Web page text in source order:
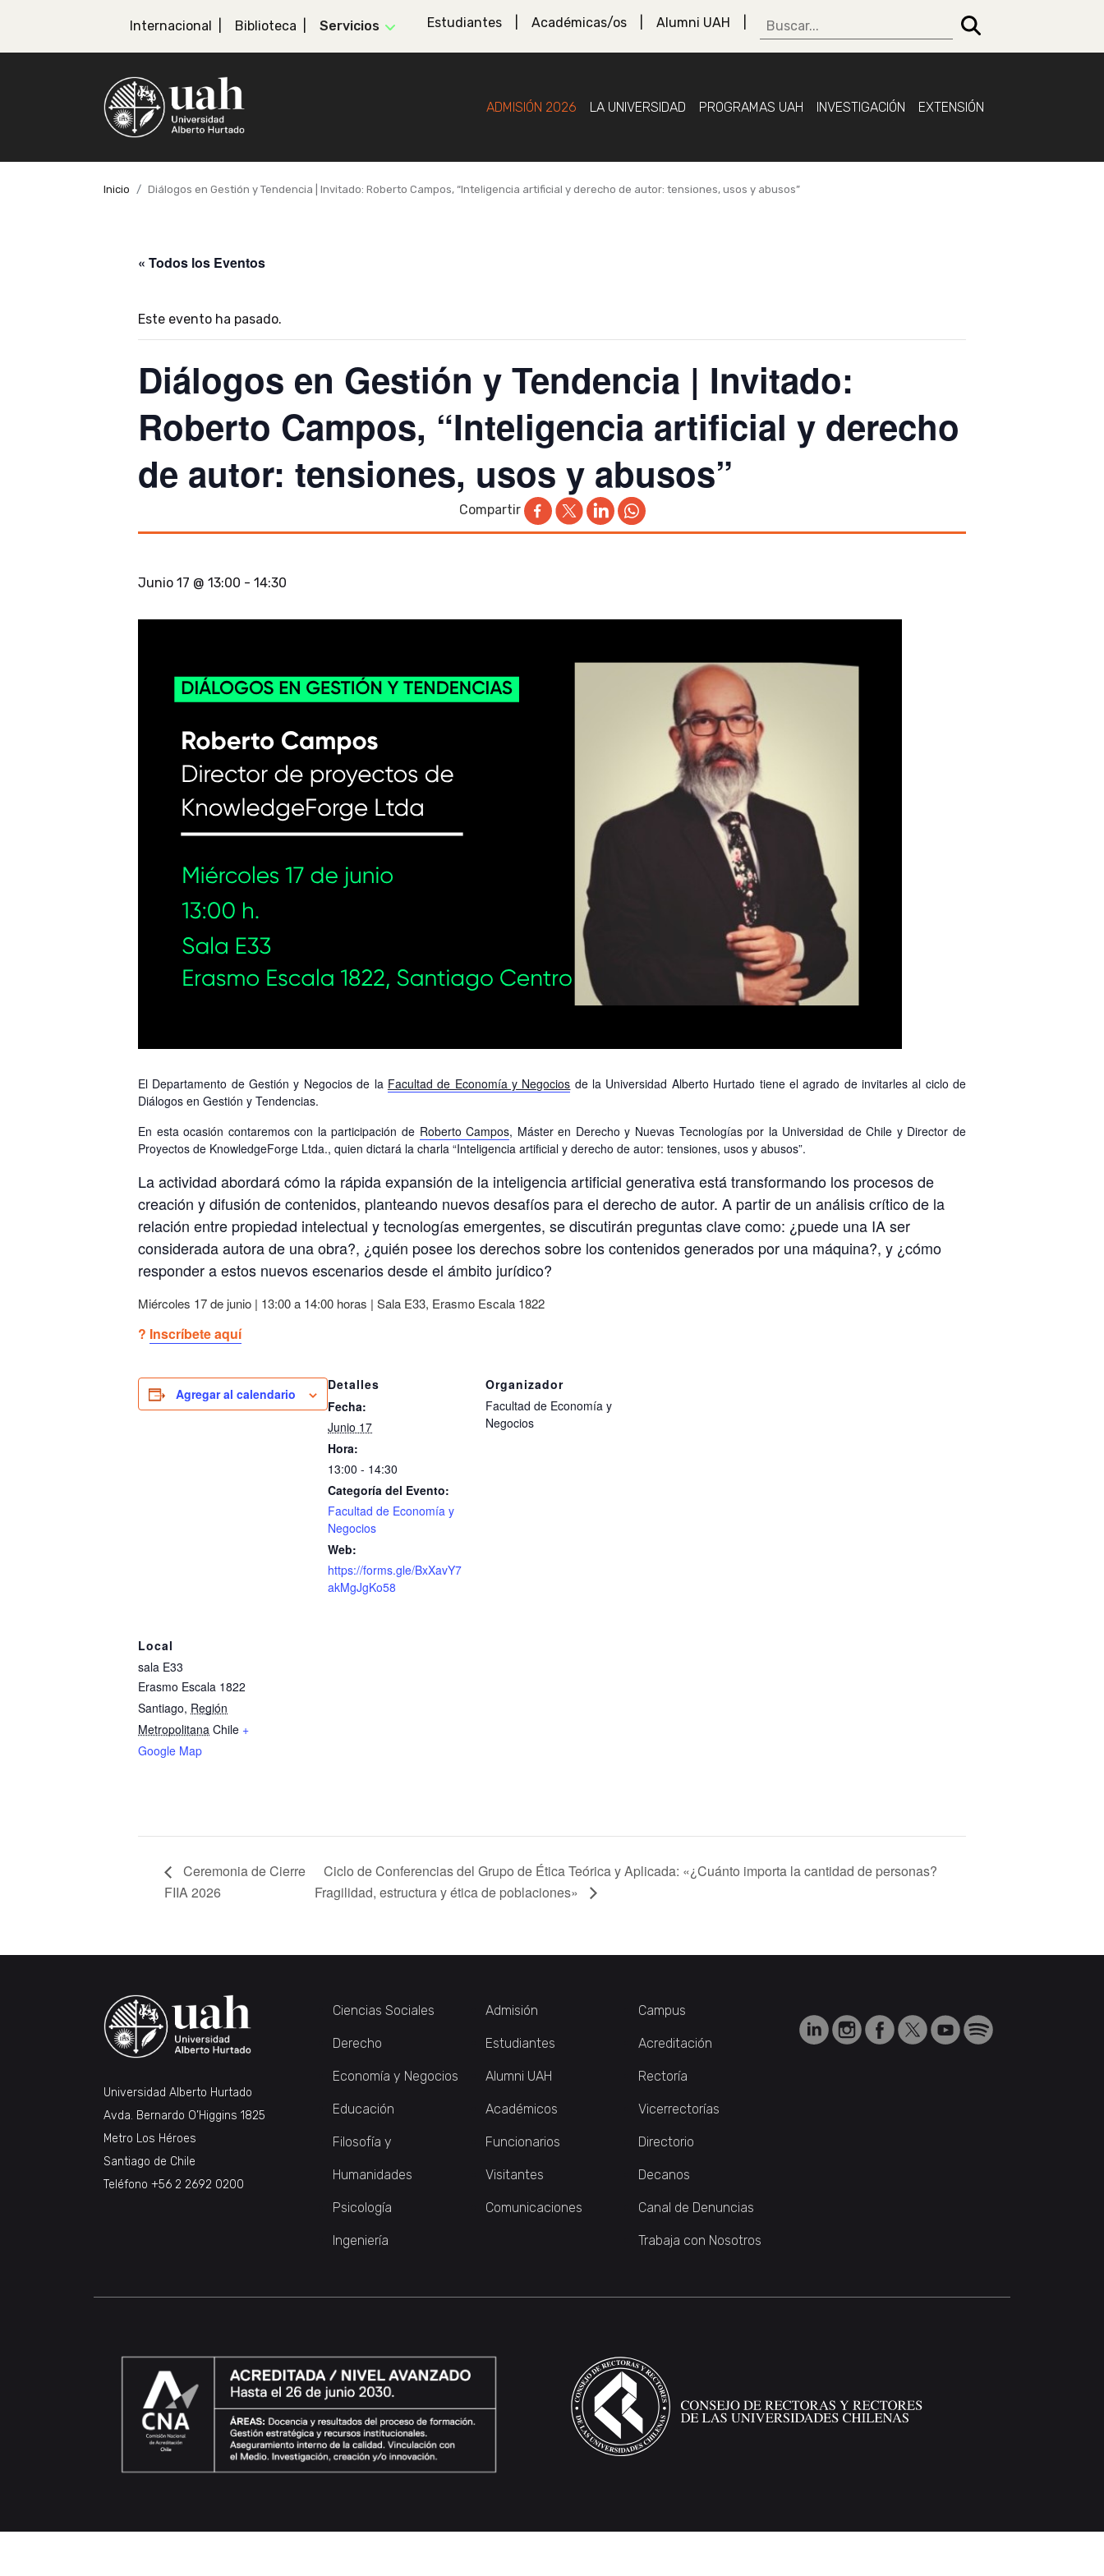
Internacional Biblioteca Servicios Estudiantes Académicas/os Alumni UAH
ADMISIÓN 2026 LA UNIVERSIDAD PROGRAMAS UAH INVESTIGACIÓN EXTENSIÓN
Inicio Diálogos en Gestión y Tendencia | Invitado: Roberto Campos, “Inteligencia artificial y derecho de autor: tensiones, usos y abusos”
« Todos los Eventos
Este evento ha pasado.
Diálogos en Gestión y Tendencia | Invitado:
Roberto Campos, “Inteligencia artificial y derecho
de autor: tensiones, usos y abusos”
Compartir
Junio 17 @ 13:00 - 14:30
El Departamento de Gestión y Negociosde la Facultad de Economía y Negocios de la Universidad Alberto Hurtado tiene el agrado de invitarles al ciclo de
Diálogos en Gestión y Tendencias.
En esta ocasión contaremos con la participación de Roberto Campos, Máster en Derecho y Nuevas Tecnologías por la Universidad de Chile y Director de
Proyectos de KnowledgeForge Ltda., quien dictará la charla “Inteligencia artificial y derecho de autor: tensiones, usos y abusos”.
La actividad abordará cómo la rápida expansión de la inteligencia artificial generativa está transformando los procesos de
creación y difusión de contenidos, planteando nuevos desafíos para el derecho de autor. A partir de un análisis crítico de la
relación entre propiedad intelectual y tecnologías emergentes, se discutirán preguntas clave como: ¿puede una IA ser
considerada autora de una obra?, ¿quién posee los derechos sobre los contenidos generados por una máquina?, y ¿cómo
responder a estos nuevos escenarios desde el ámbito jurídico?
Miércoles 17 de junio | 13:00 a 14:00 horas | Sala E33, Erasmo Escala 1822
? Inscríbete aquí
Agregar al calendario
Detalles
Fecha:
Junio 17
Hora:
13:00 - 14:30
Categoría del Evento:
Facultad de Economía y
Negocios
Web:
https://forms.gle/BxXavY7
akMgJgKo58
Organizador
Facultad de Economía y
Negocios
Local
sala E33
Erasmo Escala 1822
Santiago, Región
Metropolitana Chile +
Google Map
Ceremonia de Cierre
FIIA 2026
Ciclo de Conferencias del Grupo de Ética Teórica y Aplicada: «¿Cuánto importa la cantidad de personas?
Fragilidad, estructura y ética de poblaciones»
Universidad Alberto Hurtado
Avda. Bernardo O’Higgins 1825
Metro Los Héroes
Santiago de Chile
Teléfono +56 2 2692 0200
Ciencias Sociales
Derecho
Economía y Negocios
Educación
Filosofía y
Humanidades
Psicología
Ingeniería
Admisión
Estudiantes
Alumni UAH
Académicos
Funcionarios
Visitantes
Comunicaciones
Campus
Acreditación
Rectoría
Vicerrectorías
Directorio
Decanos
Canal de Denuncias
Trabaja con Nosotros